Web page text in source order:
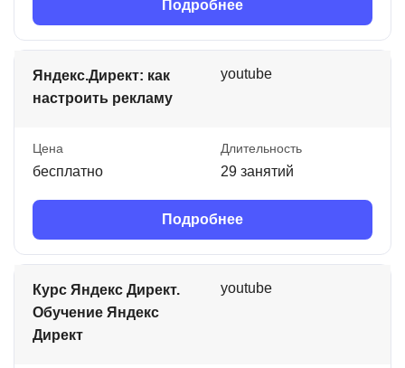
Подробнее
Яндекс.Директ: как
настроить рекламу
youtube
Цена
бесплатно
Длительность
29 занятий
Подробнее
Курс Яндекс Директ.
Обучение Яндекс
Директ
youtube